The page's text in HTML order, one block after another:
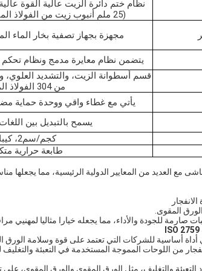
نظام ختم دائرة الزيت عالية القوة
(25 ملم أنبوب زيت من الفولاذ المقاوم للصدأ عالي الضغط 304
مجهزة بجهاز تصفية بخار الماء
يتضمن نظام معايرة مدمج ونظام
قسم أسطوانة الزيت، والتشديد العلوي،
من 304 الفولاذ المقاوم للصدأ.
يأتي مع غطاء واقي ووحدة حماية
يسمح بالتبديل بين
كجم/سم2، كيبا، جنيه/بعد
طابعة حرارية
مع العديد من المعايير الدولية الرئيسية، مما
المقوى.
صارمة للجودة والأداء، مما يجعله خيارا مثاليا لمهنيي
أساسية للشركات التي تعتمد على قوة وسلامة الورق
من اللوحات المموجة المستخدمة في التعبئة
والتغليف، مثل الورق المقوى والورق المقوى، على